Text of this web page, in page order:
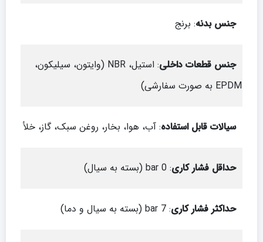
جنس بدنه: برنج
جنس قطعات داخلی
: استیل، NBR (وایتون، سیلیکون،
EPDM به صورت سفارشی)
سیالات قابل استفاده: آب، هوا، بخار، روغن سبک، گاز، خلأ
حداقل فشار کاری: 0 bar (بسته به سیال)
حداکثر فشار کاری: 7 bar (بسته به سیال و دما)